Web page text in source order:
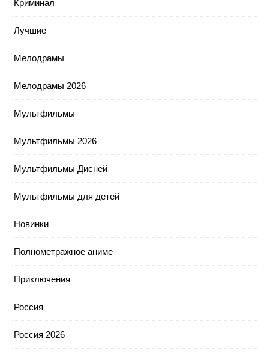
Криминал
Лучшие
Мелодрамы
Мелодрамы 2026
Мультфильмы
Мультфильмы 2026
Мультфильмы Дисней
Мультфильмы для детей
Новинки
Полнометражное аниме
Приключения
Россия
Россия 2026